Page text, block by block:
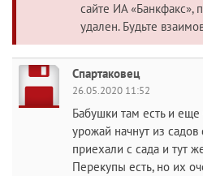
сайте ИА «Банкфакс»,
удален. Будьте
Спартаковец
26.05.2020 11:52
Бабушки там есть и
урожай начнут из
приехали с сада и тут
Перекупы есть, но их